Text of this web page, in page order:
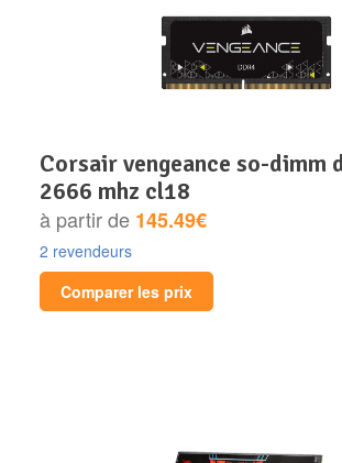
corsair vengeance so-dimm ddr4 16 go
2666 mhz cl18
à partir de 145.49€
2 revendeurs
Comparer les prix